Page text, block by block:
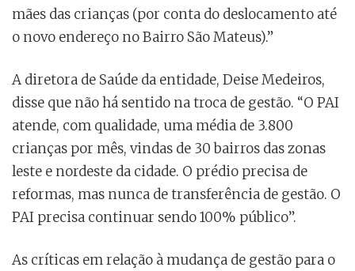
mães das crianças (por conta do deslocamento até
o novo endereço no Bairro São Mateus).”
A diretora de Saúde da entidade, Deise Medeiros,
disse que não há sentido na troca de gestão. “O PAI
atende, com qualidade, uma média de 3.800
crianças por mês, vindas de 30 bairros das zonas
leste e nordeste da cidade. O prédio precisa de
reformas, mas nunca de transferência de gestão. O
PAI precisa continuar sendo 100% público”.
As críticas em relação à mudança de gestão para o